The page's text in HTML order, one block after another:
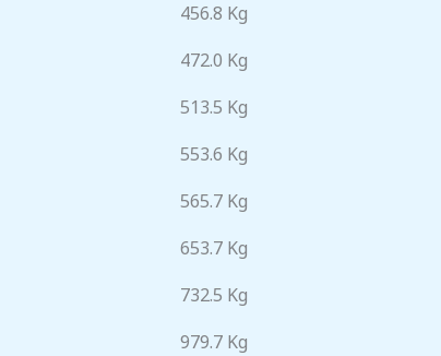
456.8 Kg
472.0 Kg
513.5 Kg
553.6 Kg
565.7 Kg
653.7 Kg
732.5 Kg
979.7 Kg